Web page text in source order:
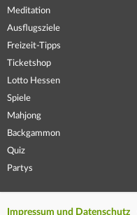
Meditation
Ausflugsziele
Freizeit-Tipps
Ticketshop
Lotto Hessen
Spiele
Mahjong
Backgammon
Quiz
Partys
Impressum und Datenschutz